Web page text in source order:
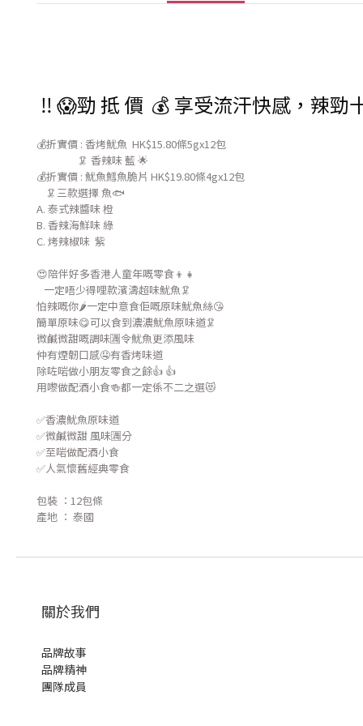
‼️ 😱勁 抵 價 💰 享受流汗快感，辣勁
💰折實價 : 香烤魷魚 HK$15.80條5gx12包
🦑 香辣味 藍 🌟
💰折實價 : 魷魚鱈魚脆片 HK$19.80條4gx12包
🦑三款選擇 魚🐟
A. 泰式辣醬味 橙
B. 香辣海鮮味 綠
C. 烤辣椒味 紫
😍陪伴好多香港人童年嘅零食👦👧
一定唔少得哩款濱濤超味魷魚🦑
怕辣嘅你🌶️一定中意食佢嘅原味魷魚絲😘
簡單原味😋可以食到濃濃魷魚原味道🦑
微鹹微甜嘅調味🈵令魷魚更添風味
仲有煙韌口感🤤有香烤味道
除咗啱做小朋友零食之餘👍 👍
用嚟做配酒小食🍻都一定係不二之選😻
✅香濃魷魚原味道
✅微鹹微甜 風味🈵分
✅至啱做配酒小食
✅人氣懷舊經典零食
包裝 ：12包條
產地 ： 泰國
關於我們
品牌故事
品牌精神
團隊成員